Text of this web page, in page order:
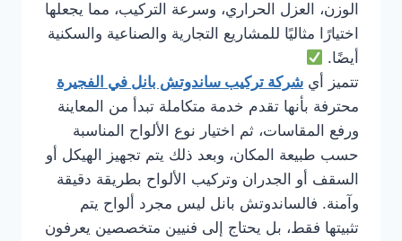
الوزن، العزل الحراري، وسرعة التركيب، مما يجعلها
اختيارًا مثاليًا للمشاريع التجارية والصناعية والسكنية
أيضًا.
تتميز أي شركة تركيب ساندوتش بانل في الفجيرة
محترفة بأنها تقدم خدمة متكاملة تبدأ من المعاينة
ورفع المقاسات، ثم اختيار نوع الألواح المناسبة
حسب طبيعة المكان، وبعد ذلك يتم تجهيز الهيكل أو
السقف أو الجدران وتركيب الألواح بطريقة دقيقة
وآمنة. فالساندوتش بانل ليس مجرد ألواح يتم
تثبيتها فقط، بل يحتاج إلى فنيين متخصصين يعرفون